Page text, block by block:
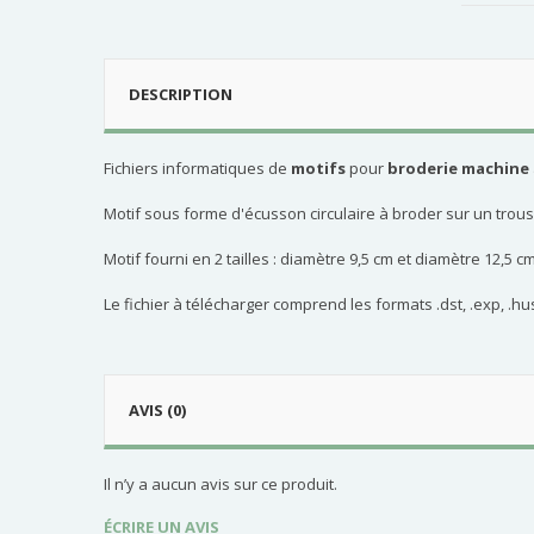
DESCRIPTION
Fichiers informatiques de motifspour broderie machine
Motif sous forme d'écusson circulaire à broder sur un
Motif fourni en 2 tailles : diamètre 9,5 cm et diamètre 12,5
Le fichier à télécharger comprend les formats .dst, .exp,
AVIS (0)
Il n’y a aucun avis sur ce produit.
ÉCRIRE UN AVIS